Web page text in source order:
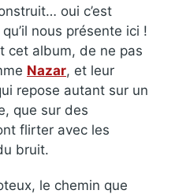
oui c’est
nous présente ici !
cet album, de ne pas
Nazar, et leur
repose autant sur un
que sur des
flirter avec les
bruit.
le chemin que